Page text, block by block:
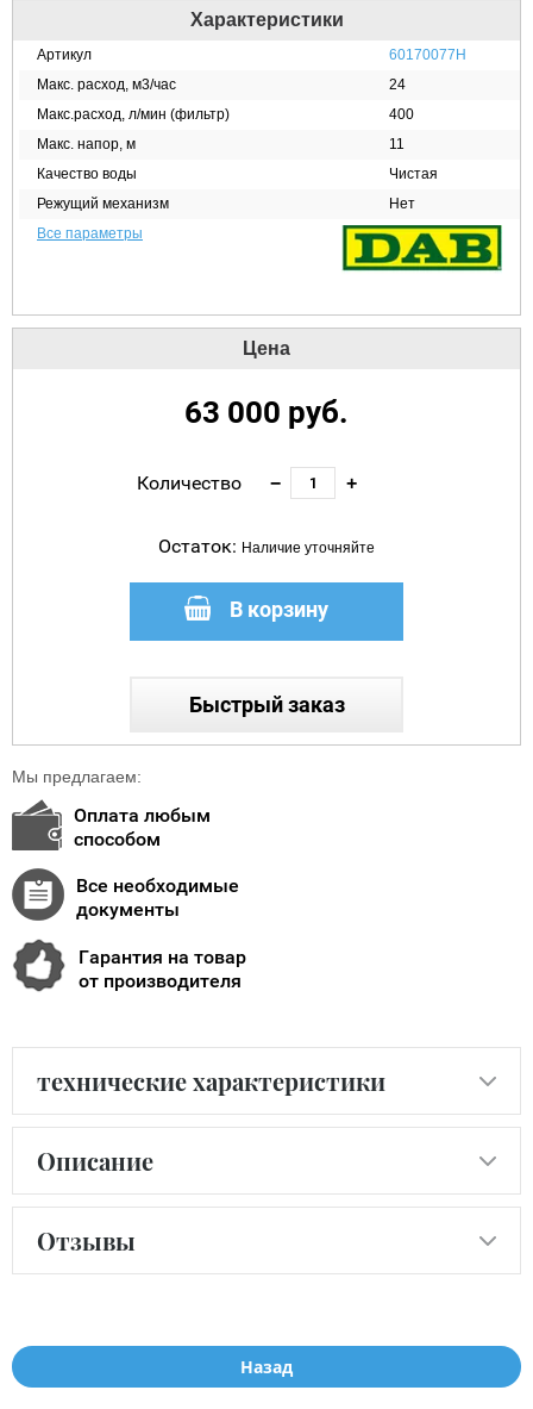
Характеристики
Артикул
60170077H
Макс. расход, м3/час
24
Макс.расход, л/мин (фильтр)
400
Макс. напор, м
11
Качество воды
Чистая
Режущий механизм
Нет
Все параметры
Цена
63 000 руб.
Количество − +
Остаток: Наличие уточняйте
В корзину
Быстрый заказ
Мы предлагаем:
Оплата любым
способом
Все необходимые
документы
Гарантия на товар
от производителя
технические характеристики
Описание
Отзывы
Назад